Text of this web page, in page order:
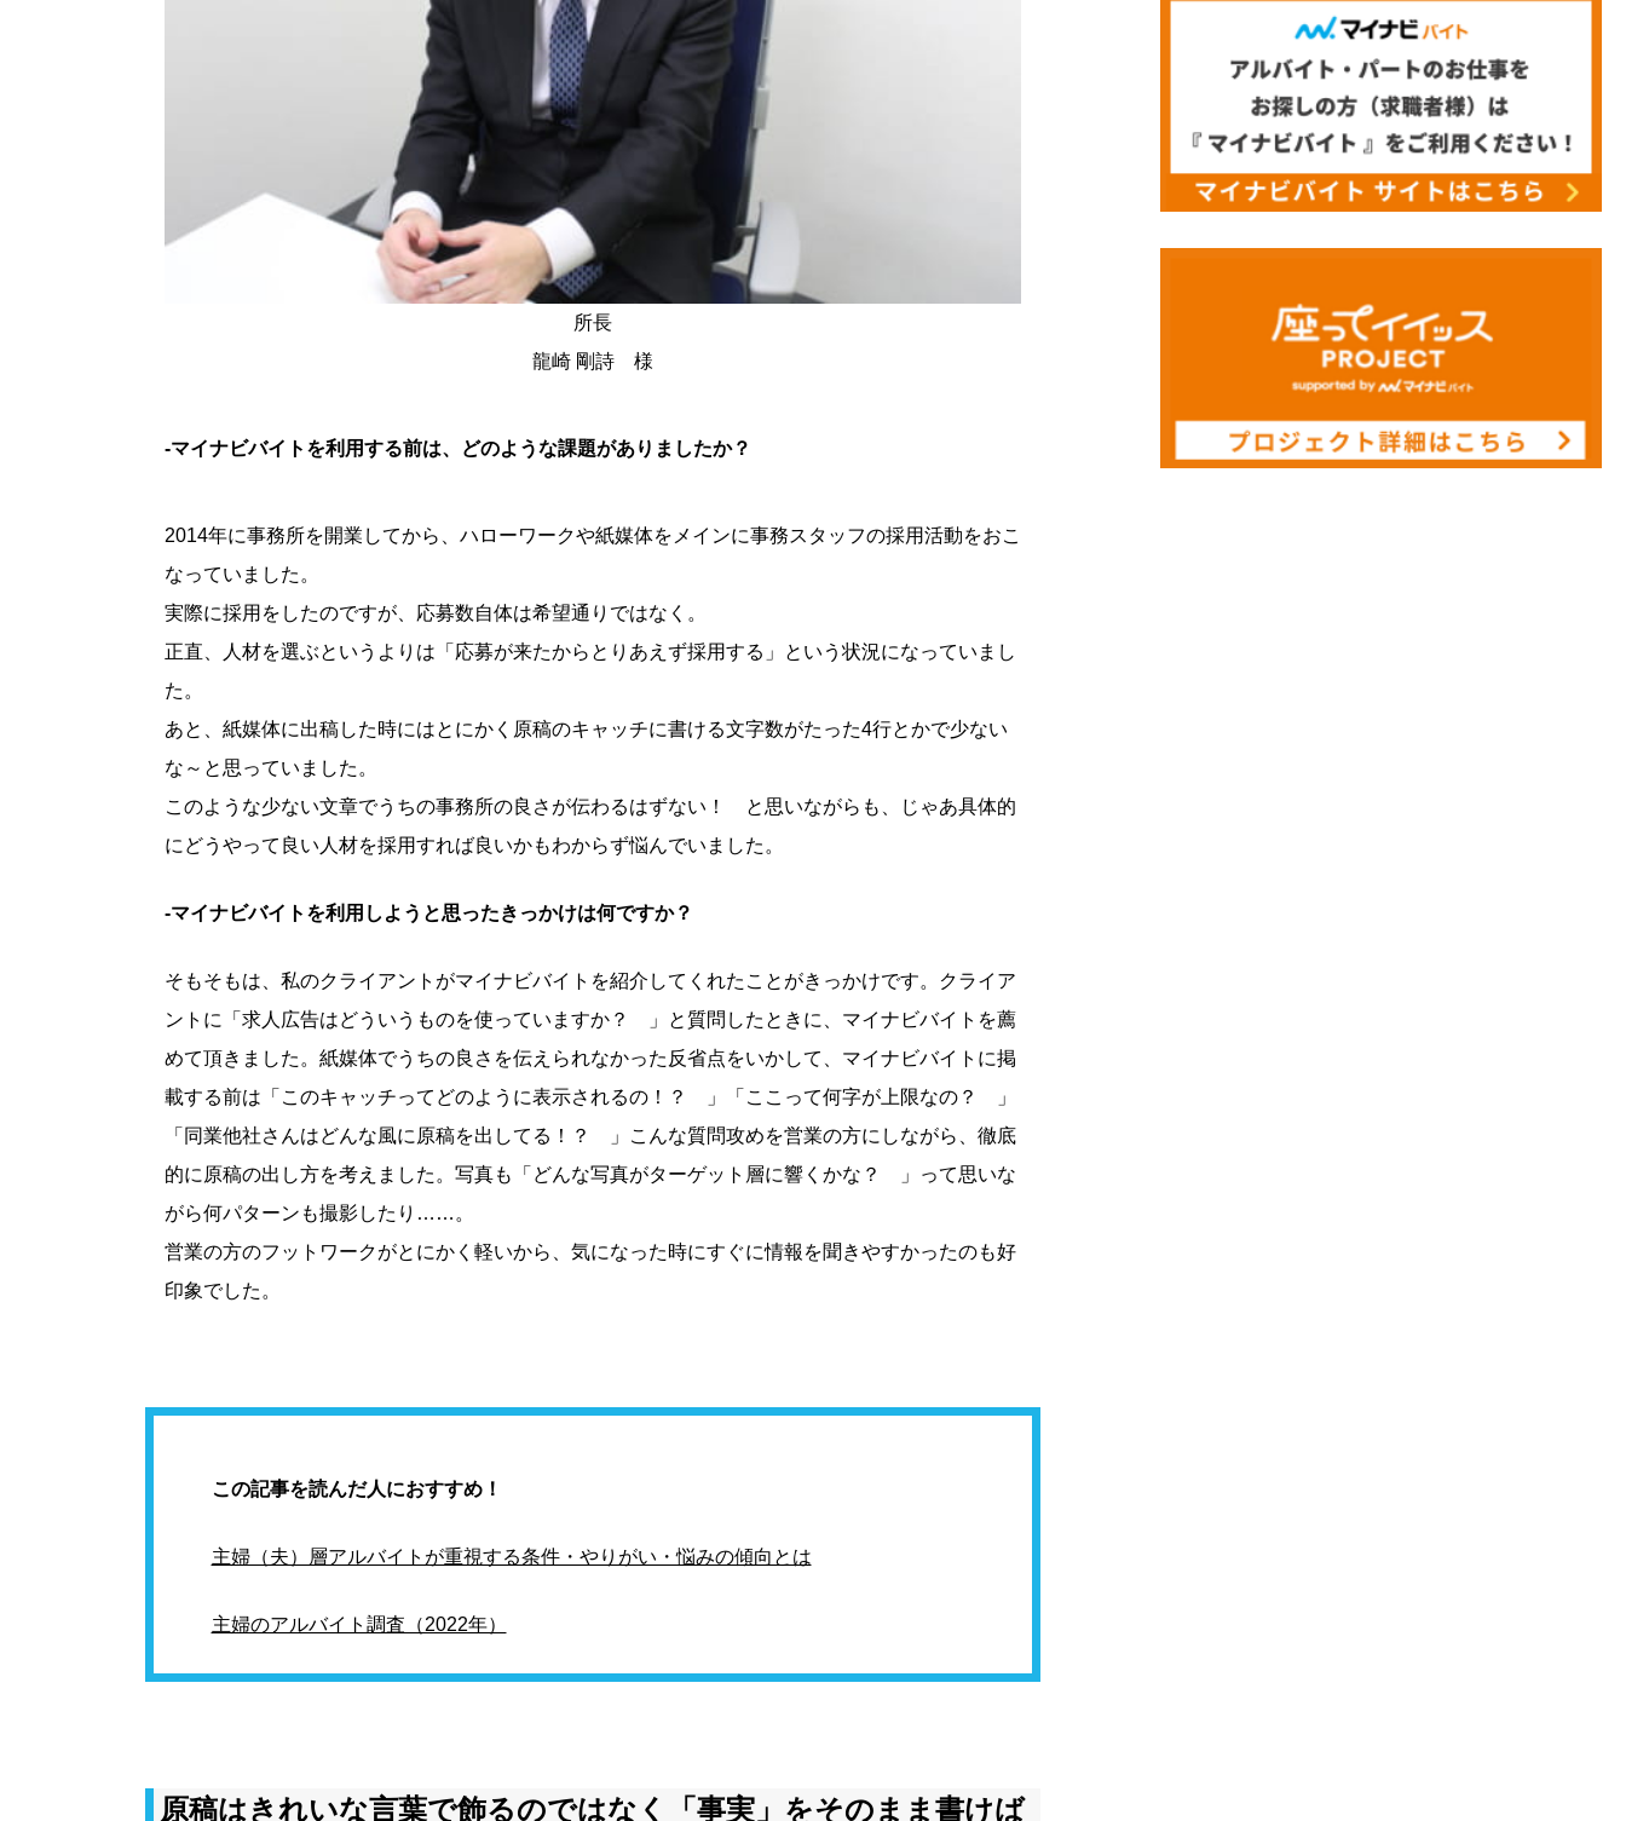
所長
龍崎 剛詩 様
-マイナビバイトを利用する前は、どのような課題がありましたか？
2014年に事務所を開業してから、ハローワークや紙媒体をメインに事務スタッフの採用活動をおこ
なっていました。
実際に採用をしたのですが、応募数自体は希望通りではなく。
正直、人材を選ぶというよりは「応募が来たからとりあえず採用する」という状況になっていまし
た。
あと、紙媒体に出稿した時にはとにかく原稿のキャッチに書ける文字数がたった4行とかで少ない
な～と思っていました。
このような少ない文章でうちの事務所の良さが伝わるはずない！ と思いながらも、じゃあ具体的
にどうやって良い人材を採用すれば良いかもわからず悩んでいました。
-マイナビバイトを利用しようと思ったきっかけは何ですか？
そもそもは、私のクライアントがマイナビバイトを紹介してくれたことがきっかけです。クライア
ントに「求人広告はどういうものを使っていますか？ 」と質問したときに、マイナビバイトを薦
めて頂きました。紙媒体でうちの良さを伝えられなかった反省点をいかして、マイナビバイトに掲
載する前は「このキャッチってどのように表示されるの！？ 」「ここって何字が上限なの？ 」
「同業他社さんはどんな風に原稿を出してる！？ 」こんな質問攻めを営業の方にしながら、徹底
的に原稿の出し方を考えました。写真も「どんな写真がターゲット層に響くかな？ 」って思いな
がら何パターンも撮影したり……。
営業の方のフットワークがとにかく軽いから、気になった時にすぐに情報を聞きやすかったのも好
印象でした。
この記事を読んだ人におすすめ！
主婦（夫）層アルバイトが重視する条件・やりがい・悩みの傾向とは
主婦のアルバイト調査（2022年）
原稿はきれいな言葉で飾るのではなく「事実」をそのまま書けば